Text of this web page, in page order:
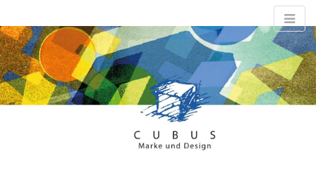
Cubus-Design
Marke und Design
M
a
i
n
m
k
i
p
t
o